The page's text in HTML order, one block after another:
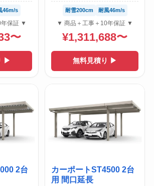
46m/s
年保証 ▼
〜
▶
耐雪200cm 耐風46m/s
▼ 商品＋工事＋10年保証 ▼
¥1,311,688〜
無料見積り ▶
2台
カーポートST4500 2台
用 間口延長